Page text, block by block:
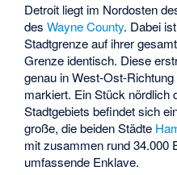
Detroit liegt im Nordosten
desWayne County. Dabei
Stadtgrenze auf ihrer
Grenze identisch. Diese
genau in West-Ost-
markiert. Ein Stück nördlich
Stadtgebiets befindet sich
große, die beiden Städte
mit zusammen rund 34.000
umfassende Enklave.